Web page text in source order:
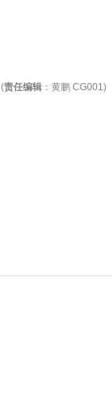
(责任编辑 ：黄鹏 CG001)